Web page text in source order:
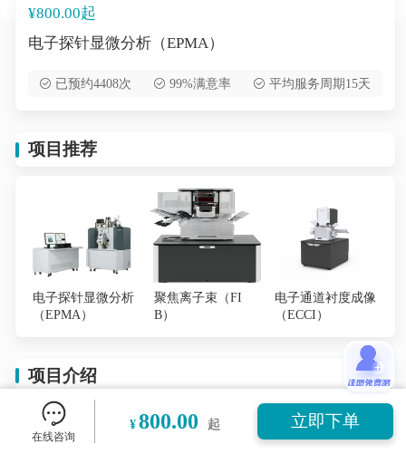
在线咨询
¥ 800.00 起 立即下单
¥800.00起
电子探针显微分析（EPMA）
已预约4408次 99%满意率 平均服务周期15天
项目推荐
电子探针显微分析
（EPMA）
聚焦离子束（FI
B）
电子通道衬度成像
（ECCI）
项目介绍
电子探针显微镜（EPMA）又称微区X射线光谱分析
仪、X射线显微分析仪。